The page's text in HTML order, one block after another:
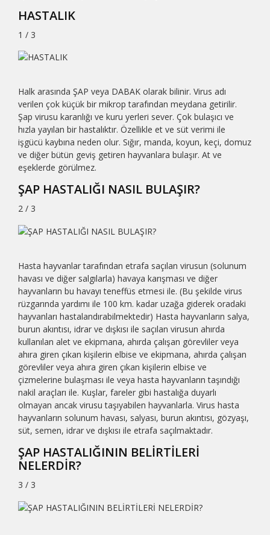
HASTALIK
1 / 3
Halk arasında ŞAP veya DABAK olarak bilinir. Virus adı
verilen çok küçük bir mikrop tarafından meydana getirilir.
Şap virusu karanlığı ve kuru yerleri sever. Çok bulaşıcı ve
hızla yayılan bir hastalıktır. Özellikle et ve süt verimi ile
işgücü kaybına neden olur. Sığır, manda, koyun, keçi, domuz
ve diğer bütün geviş getiren hayvanlara bulaşır. At ve
eşeklerde görülmez.
ŞAP HASTALIĞI NASIL BULAŞIR?
2 / 3
Hasta hayvanlar tarafından etrafa saçılan virusun (solunum
havası ve diğer salgılarla) havaya karışması ve diğer
hayvanların bu havayı teneffüs etmesi ile. (Bu şekilde virus
rüzgarında yardımı ile 100 km. kadar uzağa giderek oradaki
hayvanları hastalandırabilmektedir) Hasta hayvanların salya,
burun akıntısı, idrar ve dışkısı ile saçılan virusun ahırda
kullanılan alet ve ekipmana, ahırda çalışan görevliler veya
ahıra giren çıkan kişilerin elbise ve ekipmana, ahırda çalışan
görevliler veya ahıra giren çıkan kişilerin elbise ve
çizmelerine bulaşması ile veya hasta hayvanların taşındığı
nakil araçları ile. Kuşlar, fareler gibi hastalığa duyarlı
olmayan ancak virusu taşıyabilen hayvanlarla. Virus hasta
hayvanların solunum havası, salyası, burun akıntısı, gözyaşı,
süt, semen, idrar ve dışkısı ile etrafa saçılmaktadır.
ŞAP HASTALIĞININ BELİRTİLERİ
NELERDİR?
3 / 3